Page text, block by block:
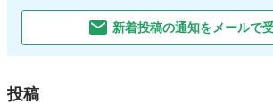
新着投稿の通知をメールで
投稿